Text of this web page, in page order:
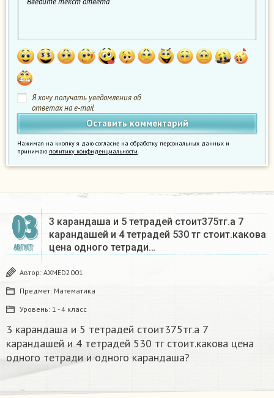
Я хочу получать уведомления об
ответах на e-mail
Нажимая на кнопку я даю согласие на обработку персональных данных и
принимаю политику конфиденциальности.
03
АВГУСТ
3 карандаша и 5 тетрадей стоит375тг.а 7
карандашей и 4 тетрадей 530 тг стоит.какова
цена одного тетради…
Автор: AXMED2001
Предмет: Математика
Уровень: 1 - 4 класс
3 карандаша и 5 тетрадей стоит375тг.а 7
карандашей и 4 тетрадей 530 тг стоит.какова цена
одного тетради и одного карандаша?